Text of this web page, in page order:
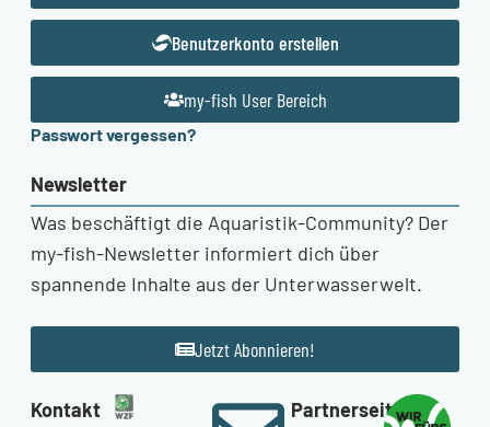
Benutzerkonto erstellen
my-fish User Bereich
Passwort vergessen?
Newsletter
Was beschäftigt die Aquaristik-Community? Der
my-fish-Newsletter informiert dich über
spannende Inhalte aus der Unterwasserwelt.
Jetzt Abonnieren!
Kontakt Partnerseiten